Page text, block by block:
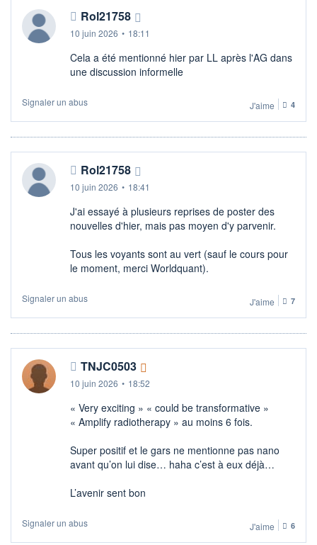
Rol21758
10 juin 2026 • 18:11
Cela a été mentionné hier par LL après l'AG dans
une discussion informelle
Signaler un abus J'aime 4
Rol21758
10 juin 2026 • 18:41
J'ai essayé à plusieurs reprises de poster des
nouvelles d'hier, mais pas moyen d'y parvenir.
Tous les voyants sont au vert (sauf le cours pour
le moment, merci Worldquant).
Signaler un abus J'aime 7
TNJC0503
10 juin 2026 • 18:52
« Very exciting » « could be transformative »
« Amplify radiotherapy » au moins 6 fois.
Super positif et le gars ne mentionne pas nano
avant qu’on lui dise… haha c’est à eux déjà…
L’avenir sent bon
Signaler un abus J'aime 6